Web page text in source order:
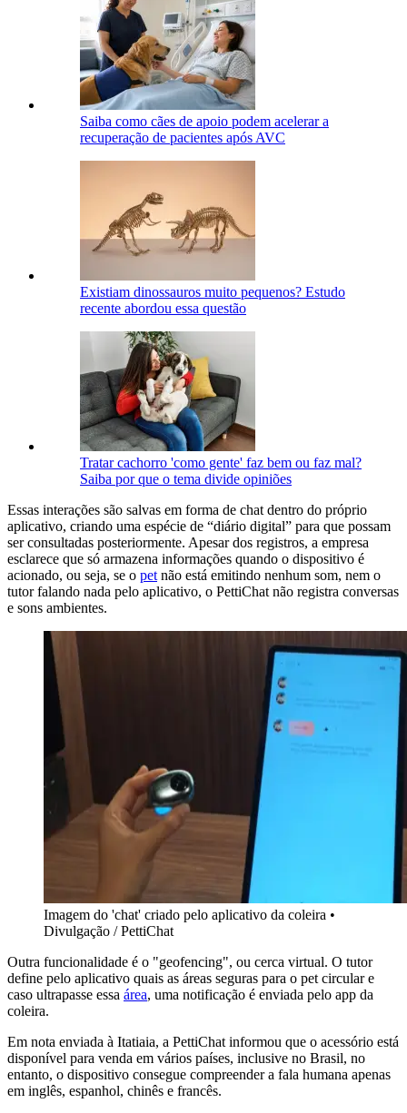
Saiba como cães de apoio podem acelerar a
recuperação de pacientes após AVC
Existiam dinossauros muito pequenos? Estudo
recente abordou essa questão
Tratar cachorro 'como gente' faz bem ou faz mal?
Saiba por que o tema divide opiniões
Essas interações são salvas em forma de chat dentro do próprio
aplicativo, criando uma espécie de “diário digital” para que possam
ser consultadas posteriormente. Apesar dos registros, a empresa
esclarece que só armazena informações quando o dispositivo é
acionado, ou seja, se o pet não está emitindo nenhum som, nem o
tutor falando nada pelo aplicativo, o PettiChat não registra conversas
e sons ambientes.
Imagem do 'chat' criado pelo aplicativo da coleira •
Divulgação / PettiChat
Outra funcionalidade é o "geofencing", ou cerca virtual. O tutor
define pelo aplicativo quais as áreas seguras para o pet circular e
caso ultrapasse essa área, uma notificação é enviada pelo app da
coleira.
Em nota enviada à Itatiaia, a PettiChat informou que o acessório está
disponível para venda em vários países, inclusive no Brasil, no
entanto, o dispositivo consegue compreender a fala humana apenas
em inglês, espanhol, chinês e francês.